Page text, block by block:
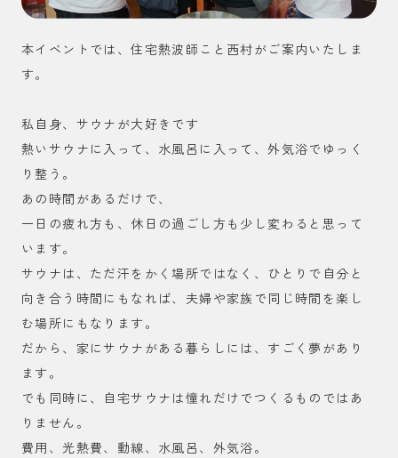
本イベントでは、住宅熱波師こと西村がご案内いたしま
す。
私自身、サウナが大好きです
熱いサウナに入って、水風呂に入って、外気浴でゆっく
り整う。
あの時間があるだけで、
一日の疲れ方も、休日の過ごし方も少し変わると思って
います。
サウナは、ただ汗をかく場所ではなく、ひとりで自分と
向き合う時間にもなれば、夫婦や家族で同じ時間を楽し
む場所にもなります。
だから、家にサウナがある暮らしには、すごく夢があり
ます。
でも同時に、自宅サウナは憧れだけでつくるものではあ
りません。
費用、光熱費、動線、水風呂、外気浴。